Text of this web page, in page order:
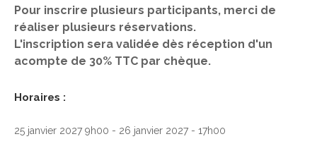
Pour inscrire plusieurs participants, merci de
réaliser plusieurs réservations.
L'inscription sera validée dès réception d'un
acompte de 30% TTC par chèque.
Horaires :
25 janvier 2027 9h00 - 26 janvier 2027 - 17h00